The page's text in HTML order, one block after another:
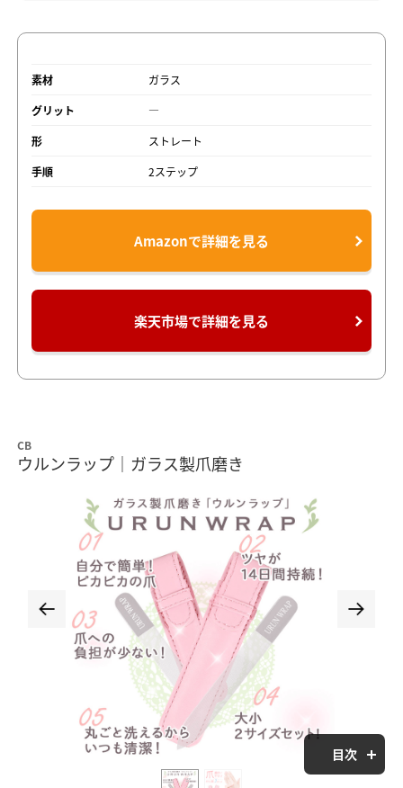
素材
ガラス
グリット
―
形
ストレート
手順
2ステップ
Amazonで詳細を見る
楽天市場で詳細を見る
CB
ウルンラップ｜ガラス製爪磨き
目次